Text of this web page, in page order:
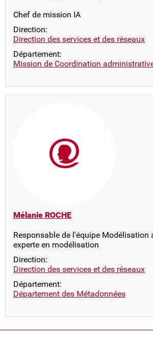
Chef de mission IA
Direction:
Direction des services et des réseaux
Département:
Mission de Coordination
Mélanie ROCHE
Responsable de l'équipe Modélisation
experte en modélisation
Direction:
Direction des services et des réseaux
Département:
Département des Métadonnées